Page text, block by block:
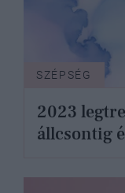
SZÉPSÉG
2023
állcsontig